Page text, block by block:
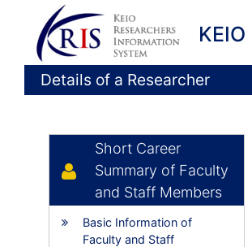
Details of a Researcher
Short Career
Summary of Faculty
and Staff Members
Basic Information of
Faculty and Staff